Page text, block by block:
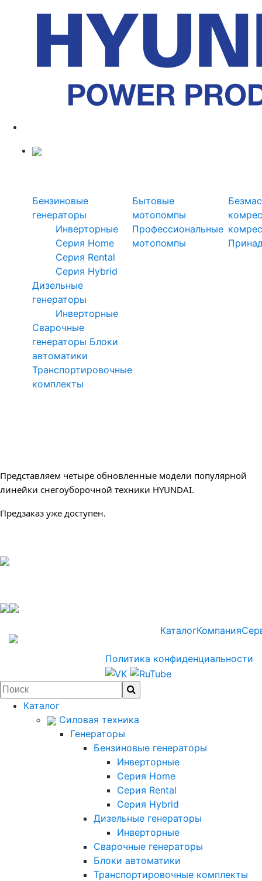
Бензиновые
генераторы
Инверторные
Серия Home
Серия Rental
Серия Hybrid
Дизельные
генераторы
Инверторные
Сварочные
генераторы Блоки
автоматики
Транспортировочные
комплекты
Бытовые
мотопомпы
Профессиональные
мотопомпы
Представляем четыре обновленные модели популярной
линейки снегоуборочной техники HYUNDAI.
Предзаказ уже доступен.
КаталогКомпания
Политика конфиденциальности
Каталог
Силовая техника
Генераторы
Бензиновые генераторы
Инверторные
Серия Home
Серия Rental
Серия Hybrid
Дизельные генераторы
Инверторные
Сварочные генераторы
Блоки автоматики
Транспортировочные комплекты